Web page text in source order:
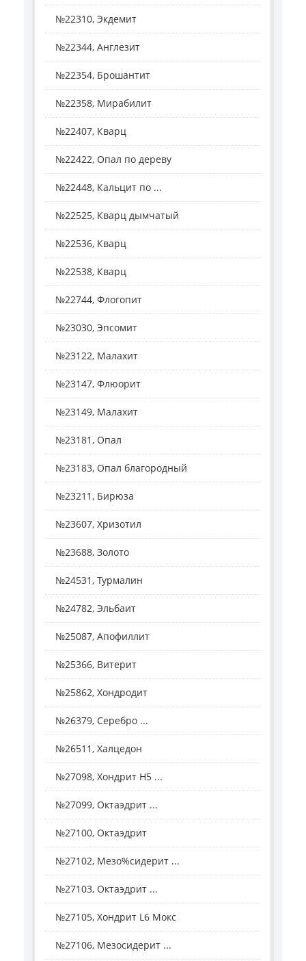
№22310, Экдемит
№22344, Англезит
№22354, Брошантит
№22358, Мирабилит
№22407, Кварц
№22422, Опал по дереву
№22448, Кальцит по ...
№22525, Кварц дымчатый
№22536, Кварц
№22538, Кварц
№22744, Флогопит
№23030, Эпсомит
№23122, Малахит
№23147, Флюорит
№23149, Малахит
№23181, Опал
№23183, Опал благородный
№23211, Бирюза
№23607, Хризотил
№23688, Золото
№24531, Турмалин
№24782, Эльбаит
№25087, Апофиллит
№25366, Витерит
№25862, Хондродит
№26379, Серебро ...
№26511, Халцедон
№27098, Хондрит H5 ...
№27099, Октаэдрит ...
№27100, Октаэдрит
№27102, Мезо%сидерит ...
№27103, Октаэдрит ...
№27105, Хондрит L6 Мокс
№27106, Мезосидерит ...